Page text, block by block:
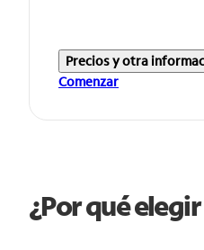
Precios y otra
Comenzar
¿Por qué